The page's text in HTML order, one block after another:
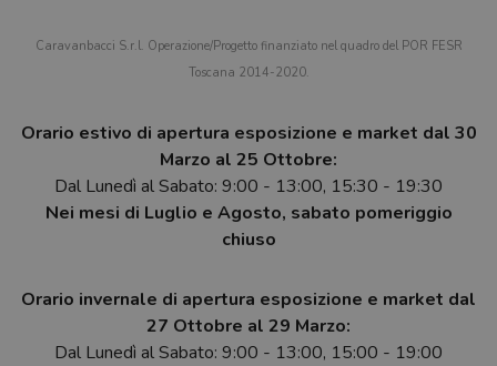
Caravanbacci S.r.l. Operazione/Progetto finanziato nel quadro del POR FESR
Toscana 2014-2020.
Orario estivo di apertura esposizione e market dal 30
Marzo al 25 Ottobre:
Dal Lunedì al Sabato: 9:00 - 13:00, 15:30 - 19:30
Nei mesi di Luglio e Agosto, sabato pomeriggio
chiuso
Orario invernale di apertura esposizione e market dal
27 Ottobre al 29 Marzo:
Dal Lunedì al Sabato: 9:00 - 13:00, 15:00 - 19:00